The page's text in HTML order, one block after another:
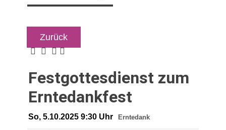
Zurück
Festgottesdienst zum
Erntedankfest
So, 5.10.2025 9:30 Uhr Erntedank